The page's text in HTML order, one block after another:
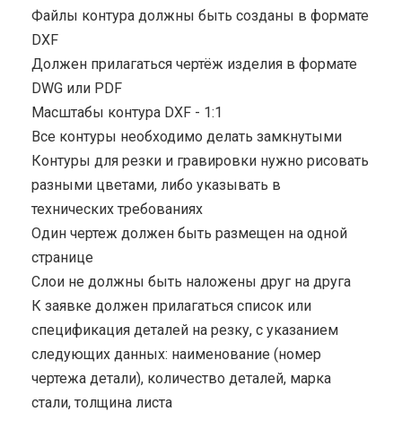
Файлы контура должны быть созданы в формате
DXF
Должен прилагаться чертёж изделия в формате
DWG или PDF
Масштабы контура DXF - 1:1
Все контуры необходимо делать замкнутыми
Контуры для резки и гравировки нужно рисовать
разными цветами, либо указывать в
технических требованиях
Один чертеж должен быть размещен на одной
странице
Cлои не должны быть наложены друг на друга
К заявке должен прилагаться список или
спецификация деталей на резку, с указанием
следующих данных: наименование (номер
чертежа детали), количество деталей, марка
стали, толщина листа